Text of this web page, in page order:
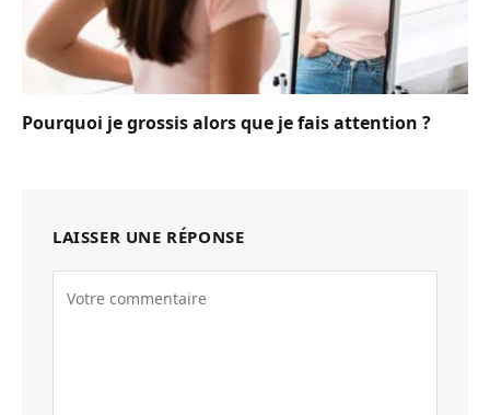
Pourquoi je grossis alors que je fais attention ?
LAISSER UNE RÉPONSE